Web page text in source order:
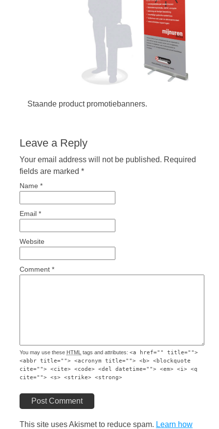
Staande product promotiebanners.
Leave a Reply
Your email address will not be published. Required
fields are marked *
Name *
Email *
Website
Comment *
You may use these HTML tags and attributes: <a href="" title="">
<abbr title=""> <acronym title=""> <b> <blockquote
cite=""> <cite> <code> <del datetime=""> <em> <i> <q
cite=""> <s> <strike> <strong>
Post Comment
This site uses Akismet to reduce spam. Learn how